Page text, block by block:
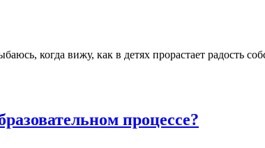
когда вижу, как в детях прорастает радость
процессе?